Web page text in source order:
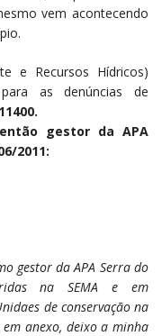
vem acontecendo
e Recursos Hídricos)
as denúncias de
gestor da APA
2011:
gestor da APA Serra do
na SEMA e em
de conservação na
anexo, deixo a minha